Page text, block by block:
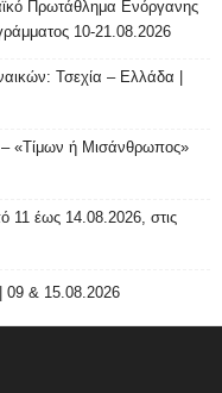
Πρωτάθλημα Ενόργανης
10-21.08.2026
Τσεχία – Ελλάδα |
ή Μισάνθρωπος»
11 έως 14.08.2026, στις
09 & 15.08.2026